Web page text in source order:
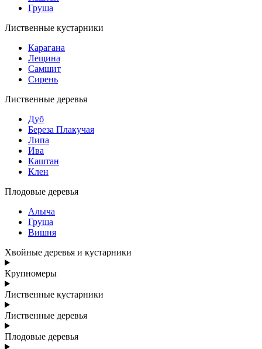
Груша
Лиственные кустарники
Карагана
Лещина
Самшит
Сирень
Лиственные деревья
Дуб
Береза Плакучая
Липа
Ива
Каштан
Клен
Плодовые деревья
Алыча
Груша
Вишня
Хвойные деревья и кустарники
Крупномеры
Лиственные кустарники
Лиственные деревья
Плодовые деревья